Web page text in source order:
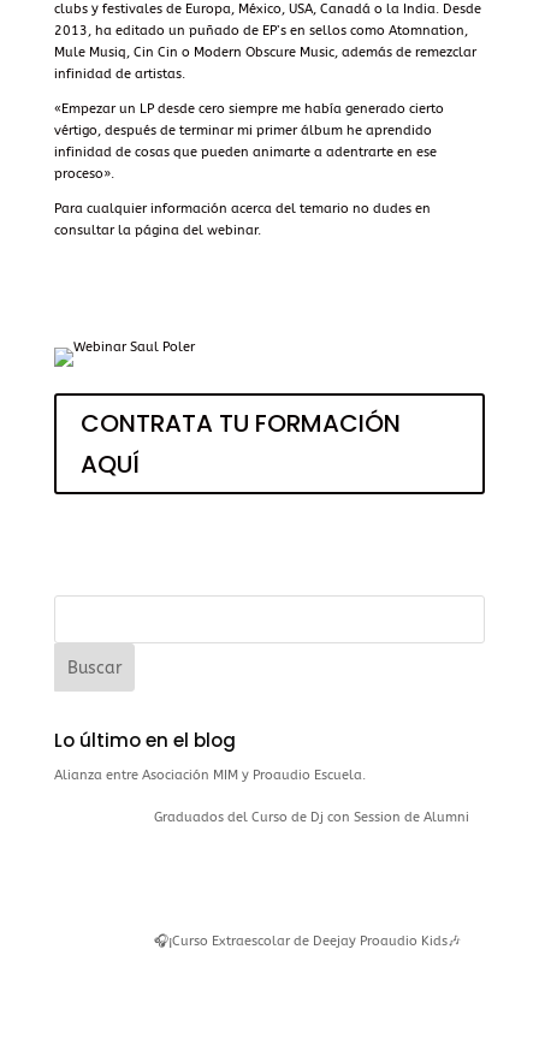
clubs y festivales de Europa, México, USA, Canadá o la India. Desde
2013, ha editado un puñado de EP’s en sellos como Atomnation,
Mule Musiq, Cin Cin o Modern Obscure Music, además de remezclar
infinidad de artistas.
«Empezar un LP desde cero siempre me había generado cierto
vértigo, después de terminar mi primer álbum he aprendido
infinidad de cosas que pueden animarte a adentrarte en ese
proceso».
Para cualquier información acerca del temario no dudes en
consultar la página del webinar.
CONTRATA TU FORMACIÓN
AQUÍ
Lo último en el blog
Alianza entre Asociación MIM y Proaudio Escuela.
Graduados del Curso de Dj con Session de Alumni
🎧¡Curso Extraescolar de Deejay Proaudio Kids🎶